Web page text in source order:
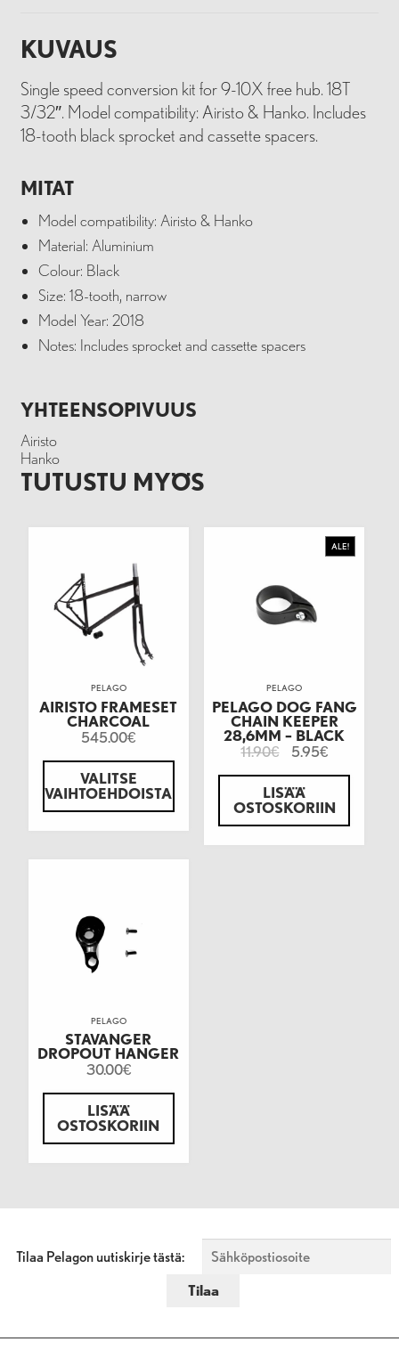
KUVAUS
Single speed conversion kit for 9-10X free hub. 18T
3/32″. Model compatibility: Airisto & Hanko. Includes
18-tooth black sprocket and cassette spacers.
MITAT
Model compatibility: Airisto & Hanko
Material: Aluminium
Colour: Black
Size: 18-tooth, narrow
Model Year: 2018
Notes: Includes sprocket and cassette spacers
YHTEENSOPIVUUS
Airisto
Hanko
TUTUSTU MYÖS
PELAGO
AIRISTO FRAMESET
CHARCOAL
545.00€
VALITSE
VAIHTOEHDOISTA
PELAGO
PELAGO DOG FANG
CHAIN KEEPER
28,6MM – BLACK
ALE!
11.90€ 5.95€
LISÄÄ
OSTOSKORIIN
PELAGO
STAVANGER
DROPOUT HANGER
30.00€
LISÄÄ
OSTOSKORIIN
Tilaa Pelagon uutiskirje tästä: